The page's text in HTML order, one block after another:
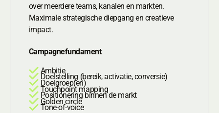
over meerdere teams, kanalen en markten.
Maximale strategische diepgang en creatieve
impact.
Campagnefundament
Ambitie
Doelstelling (bereik, activatie, conversie)
Doelgroep(en)
Touchpoint mapping
Positionering binnen de markt
Golden circle
Tone-of-voice